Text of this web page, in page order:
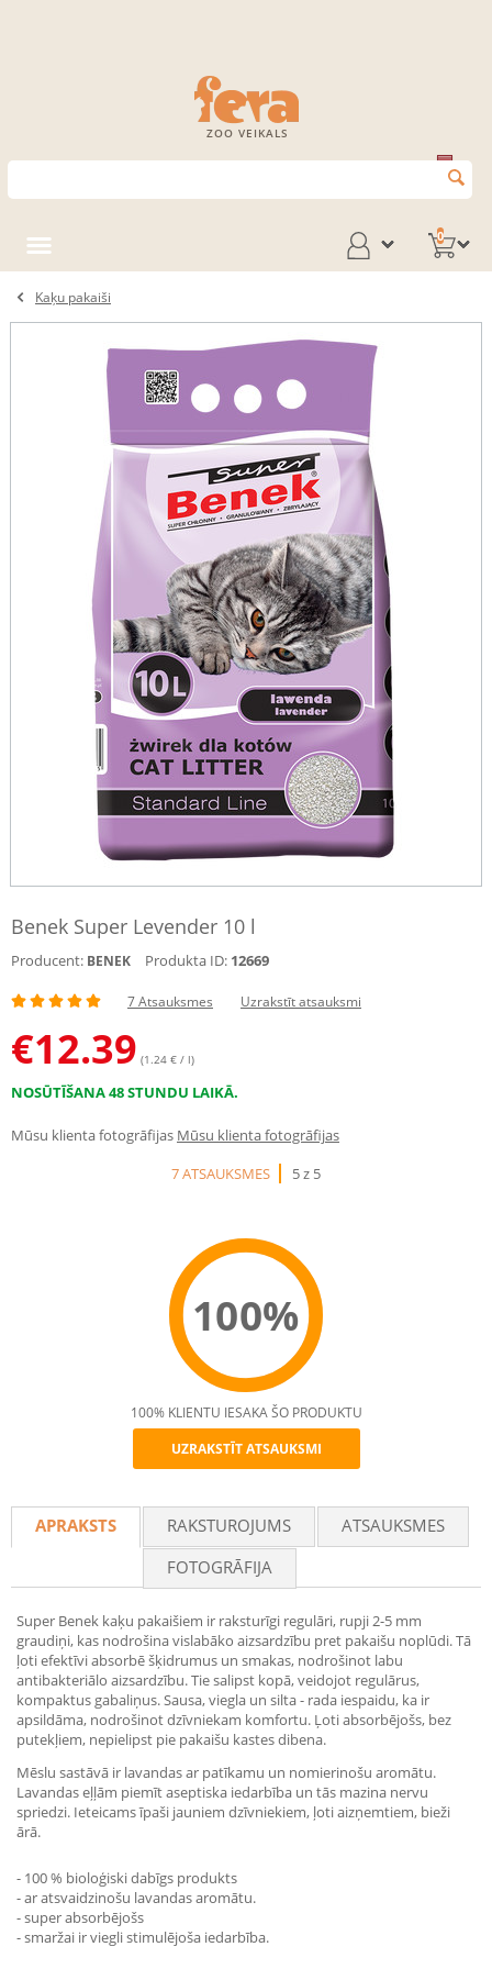
ZOO VEIKALS
0
Kaķu pakaiši
Benek Super Levender 10 l
Producent: BENEK Produkta ID: 12669
7 Atsauksmes Uzrakstīt atsauksmi
€12.39 (1.24 € / l)
NOSŪTĪŠANA 48 STUNDU LAIKĀ.
Mūsu klienta fotogrāfijas Mūsu klienta fotogrāfijas
7 ATSAUKSMES
5 z 5
100%
Recommend
100% KLIENTU IESAKA ŠO PRODUKTU
UZRAKSTĪT ATSAUKSMI
APRAKSTS RAKSTUROJUMS
ATSAUKSMES
FOTOGRĀFIJA
Super Benek kaķu pakaišiem ir raksturīgi regulāri, rupji 2-5 mm
graudiņi, kas nodrošina vislabāko aizsardzību pret pakaišu noplūdi. Tā
ļoti efektīvi absorbē šķidrumus un smakas, nodrošinot labu
antibakteriālo aizsardzību. Tie salipst kopā, veidojot regulārus,
kompaktus gabaliņus. Sausa, viegla un silta - rada iespaidu, ka ir
apsildāma, nodrošinot dzīvniekam komfortu. Ļoti absorbējošs, bez
putekļiem, nepielipst pie pakaišu kastes dibena.
Mēslu sastāvā ir lavandas ar patīkamu un nomierinošu aromātu.
Lavandas eļļām piemīt aseptiska iedarbība un tās mazina nervu
spriedzi. Ieteicams īpaši jauniem dzīvniekiem, ļoti aizņemtiem, bieži
ārā.
- 100 % bioloģiski dabīgs produkts
- ar atsvaidzinošu lavandas aromātu.
- super absorbējošs
- smaržai ir viegli stimulējoša iedarbība.